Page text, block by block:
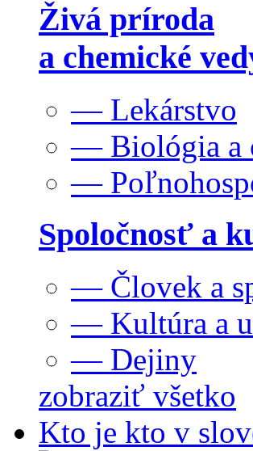
Živá príroda
a chemické
— Lekárstvo
— Biológia a
—
Spoločnosť a
— Človek a
— Kultúra a
— Dejiny
zobraziť všetko
Kto je kto v